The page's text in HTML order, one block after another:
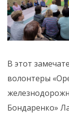
В этот
волонтеры
Бондаренко»